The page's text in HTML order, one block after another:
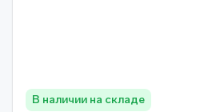
В наличии на складе